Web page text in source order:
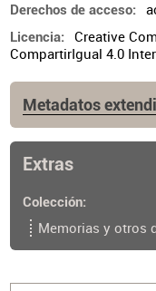
Derechos de acceso
Licencia
Creative
CompartirIgual 4.0
Metadatos
Buenos Aires
Ubicación del
Extras
Colección
Memorias y otros